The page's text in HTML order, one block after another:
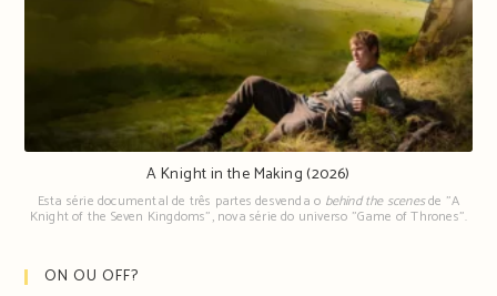
A Knight in the Making (2026)
Esta série documental de três partes desvenda o behind the scenesde "A
Knight of the Seven Kingdoms", nova série do universo "Game of Thrones".
ON OU OFF?